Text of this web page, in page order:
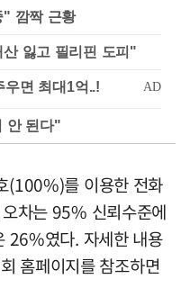
" 깜짝 근황
잃고 필리핀 도피"
안 된다"
(100%)를 이용한 전화
차는 95% 신뢰수준에
였다. 자세한 내용
홈페이지를 참조하면